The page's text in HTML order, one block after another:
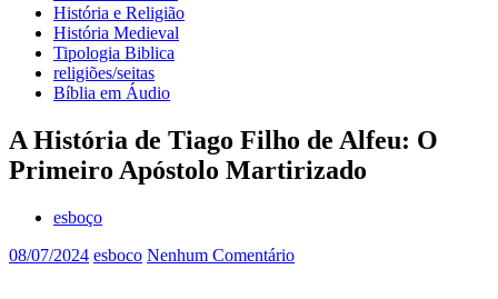
História e Religião
História Medieval
Tipologia Biblica
religiões/seitas
Bíblia em Áudio
A História de Tiago Filho de Alfeu: O
Primeiro Apóstolo Martirizado
esboço
08/07/2024 esboco Nenhum Comentário